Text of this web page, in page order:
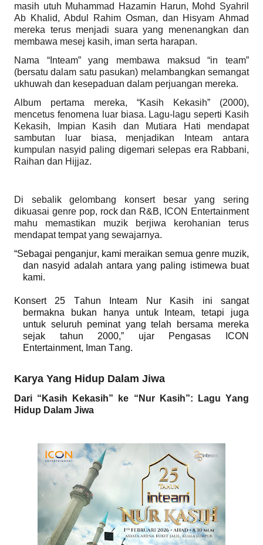
masih utuh Muhammad Hazamin Harun, Mohd Syahril
Ab Khalid, Abdul Rahim Osman, dan Hisyam Ahmad
mereka terus menjadi suara yang menenangkan dan
membawa mesej kasih, iman serta harapan.
Nama “Inteam” yang membawa maksud “in team”
(bersatu dalam satu pasukan) melambangkan semangat
ukhuwah dan kesepaduan dalam perjuangan mereka.
Album pertama mereka, “Kasih Kekasih” (2000),
mencetus fenomena luar biasa. Lagu-lagu seperti Kasih
Kekasih, Impian Kasih dan Mutiara Hati mendapat
sambutan luar biasa, menjadikan Inteam antara
kumpulan nasyid paling digemari selepas era Rabbani,
Raihan dan Hijjaz.
Di sebalik gelombang konsert besar yang sering
dikuasai genre pop, rock dan R&B, ICON Entertainment
mahu memastikan muzik berjiwa kerohanian terus
mendapat tempat yang sewajarnya.
“Sebagai penganjur, kami meraikan semua genre muzik,
dan nasyid adalah antara yang paling istimewa buat
kami.
Konsert 25 Tahun Inteam Nur Kasih ini sangat
bermakna bukan hanya untuk Inteam, tetapi juga
untuk seluruh peminat yang telah bersama mereka
sejak tahun 2000,” ujar Pengasas ICON
Entertainment, Iman Tang.
Karya Yang Hidup Dalam Jiwa
Dari “Kasih Kekasih” ke “Nur Kasih”: Lagu Yang
Hidup Dalam Jiwa